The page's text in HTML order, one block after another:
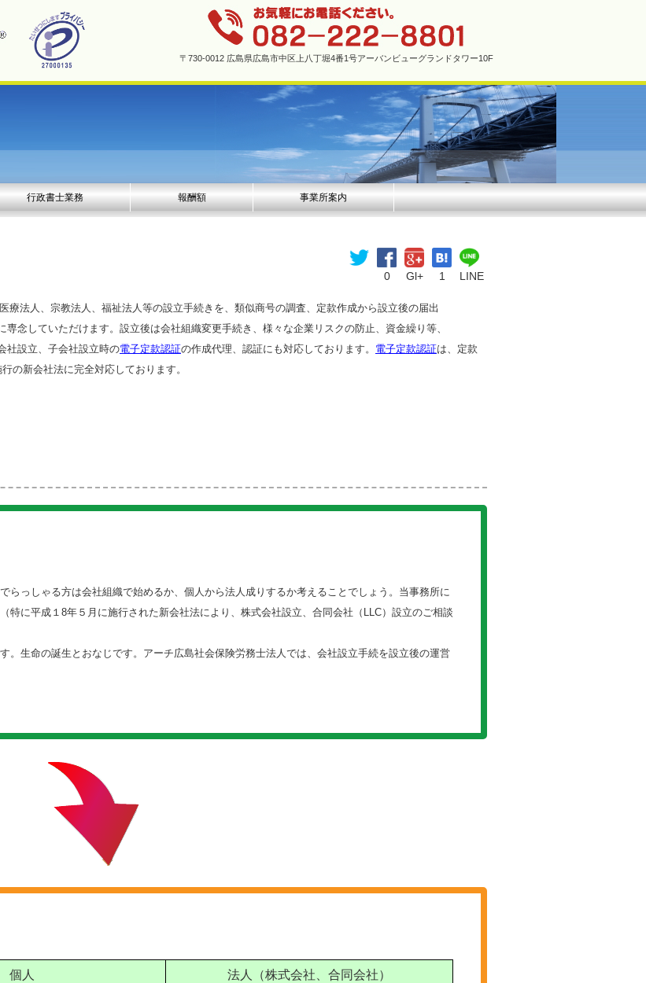
〒730-0012 広島県広島市中区上八丁堀4番1号アーバンビューグランドタワー10F
行政書士業務 報酬額 事業所案内
0 Gl+ 1 LINE
療法人、宗教法人、福祉法人等の設立手続きを、類似商号の調査、定款作成から設立後の届出
念していただけます。設立後は会社組織変更手続き、様々な企業リスクの防止、資金繰り等、
社設立、子会社設立時の電子定款認証の作成代理、認証にも対応しております。 電子定款認証は、定款
の新会社法に完全対応しております。
らっしゃる方は会社組織で始めるか、個人から法人成りするか考えることでしょう。当事務所に
特に平成１8年５月に施行された新会社法により、株式会社設立、合同会社（LLC）設立のご相談
。生命の誕生とおなじです。アーチ広島社会保険労務士法人では、会社設立手続を設立後の運営
個人 法人（株式会社、合同会社）